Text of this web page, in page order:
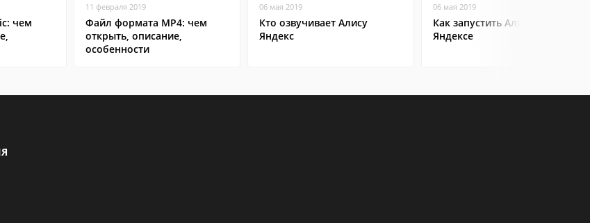
чем
11 февраля 2019
Файл формата MP4: чем
открыть, описание,
особенности
06 мая 2019
Кто озвучивает Алису
Яндекс
06 мая 2019
Как запустить Алису в
Яндексе